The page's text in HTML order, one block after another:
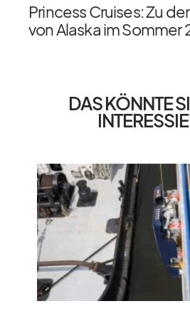
Princess Cruises: Zu
von Alaska im Sommer
DAS KÖNNTE